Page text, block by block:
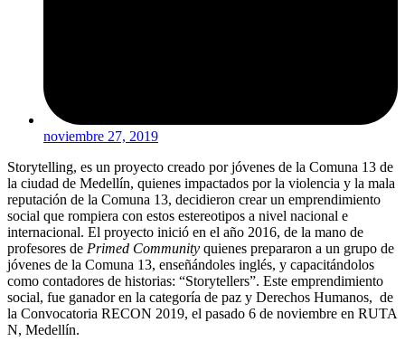
noviembre 27, 2019
Storytelling, es un proyecto creado por jóvenes de la Comuna 13 de
la ciudad de Medellín, quienes impactados por la violencia y la mala
reputación de la Comuna 13, decidieron crear un emprendimiento
social que rompiera con estos estereotipos a nivel nacional e
internacional. El proyecto inició en el año 2016, de la mano de
profesores de Primed Community quienes prepararon a un grupo de
jóvenes de la Comuna 13, enseñándoles inglés, y capacitándolos
como contadores de historias: “Storytellers”. Este emprendimiento
social, fue ganador en la categoría de paz y Derechos Humanos, de
la Convocatoria RECON 2019, el pasado 6 de noviembre en RUTA
N, Medellín.